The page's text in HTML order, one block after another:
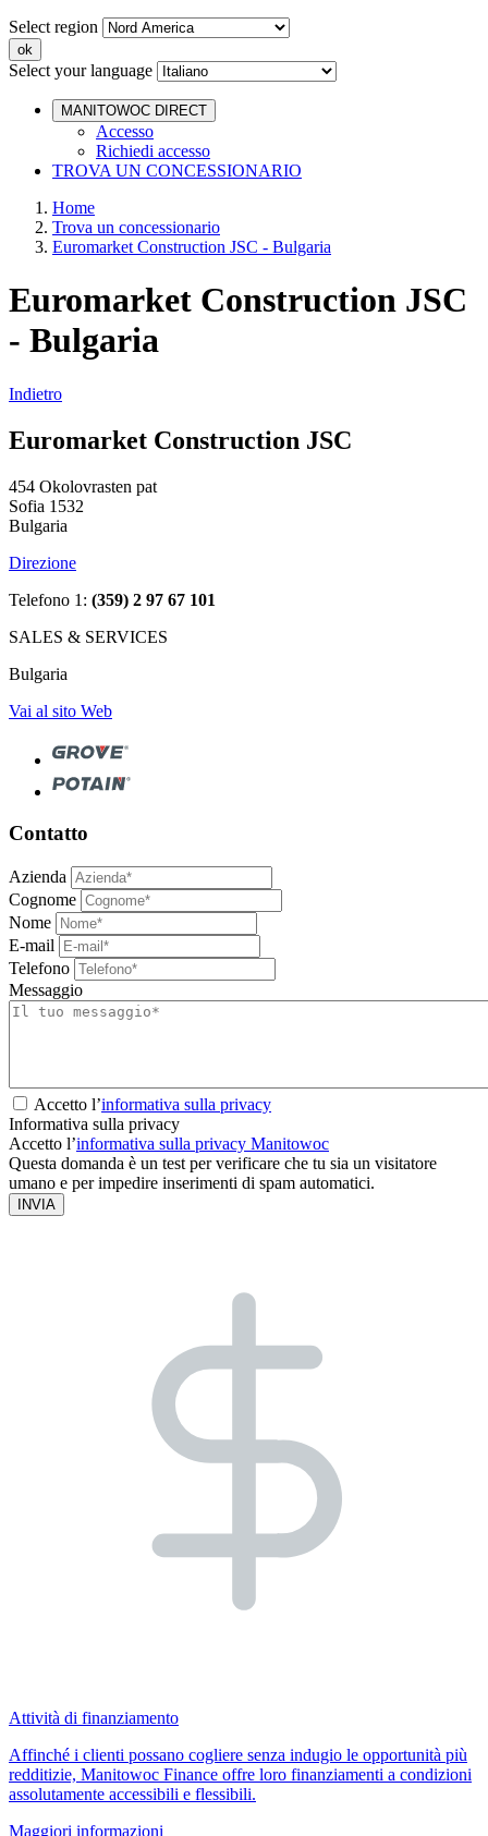
Select region
Select your language
MANITOWOC DIRECT
Accesso
Richiedi accesso
TROVA UN CONCESSIONARIO
Home
Trova un concessionario
Euromarket Construction JSC - Bulgaria
Euromarket Construction JSC
- Bulgaria
Indietro
Euromarket Construction JSC
454 Okolovrasten pat
Sofia 1532
Bulgaria
Direzione
Telefono 1: (359) 2 97 67 101
SALES & SERVICES
Bulgaria
Vai al sito Web
Contatto
Azienda
Cognome
Nome
E-mail
Telefono
Messaggio
Accetto l’informativa sulla privacy
Informativa sulla privacy
Accetto l’informativa sulla privacy Manitowoc
Questa domanda è un test per verificare che tu sia un visitatore
umano e per impedire inserimenti di spam automatici.
Attività di finanziamento
Affinché i clienti possano cogliere senza indugio le opportunità più
redditizie, Manitowoc Finance offre loro finanziamenti a condizioni
assolutamente accessibili e flessibili.
Maggiori informazioni